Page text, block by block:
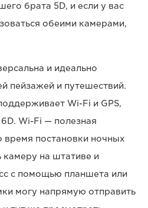
брата 5D, и если у вас
обеими камерами,
и идеально
пейзажей и путешествий.
Wi-Fi и GPS,
Wi-Fi — полезная
время постановки ночных
камеру на штативе и
с помощью планшета или
могу напрямую отправить